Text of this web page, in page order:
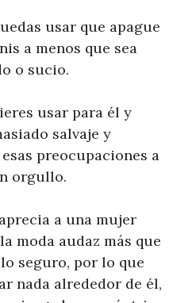
usar que apague
a menos que sea
o sucio.
usar para él y
salvaje y
preocupaciones a
orgullo.
a una mujer
moda audaz más que
seguro, por lo que
nada alrededor de él,